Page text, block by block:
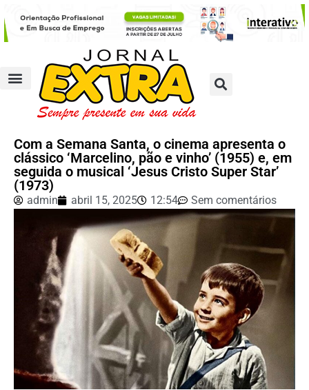
Com a Semana Santa, o cinema apresenta o
clássico ‘Marcelino, pão e vinho’ (1955) e, em
seguida o musical ‘Jesus Cristo Super Star’
(1973)
admin abril 15, 2025 12:54 Sem comentários